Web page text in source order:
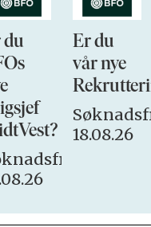
du
Er du
vår nye
18.08.26